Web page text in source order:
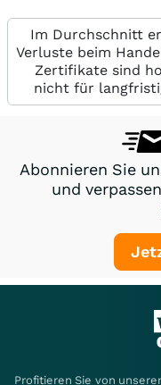
Im Durchschnitt
Verluste beim
Zertifikate sind
nicht für
Abonnieren Sie
und
Profitieren Sie von